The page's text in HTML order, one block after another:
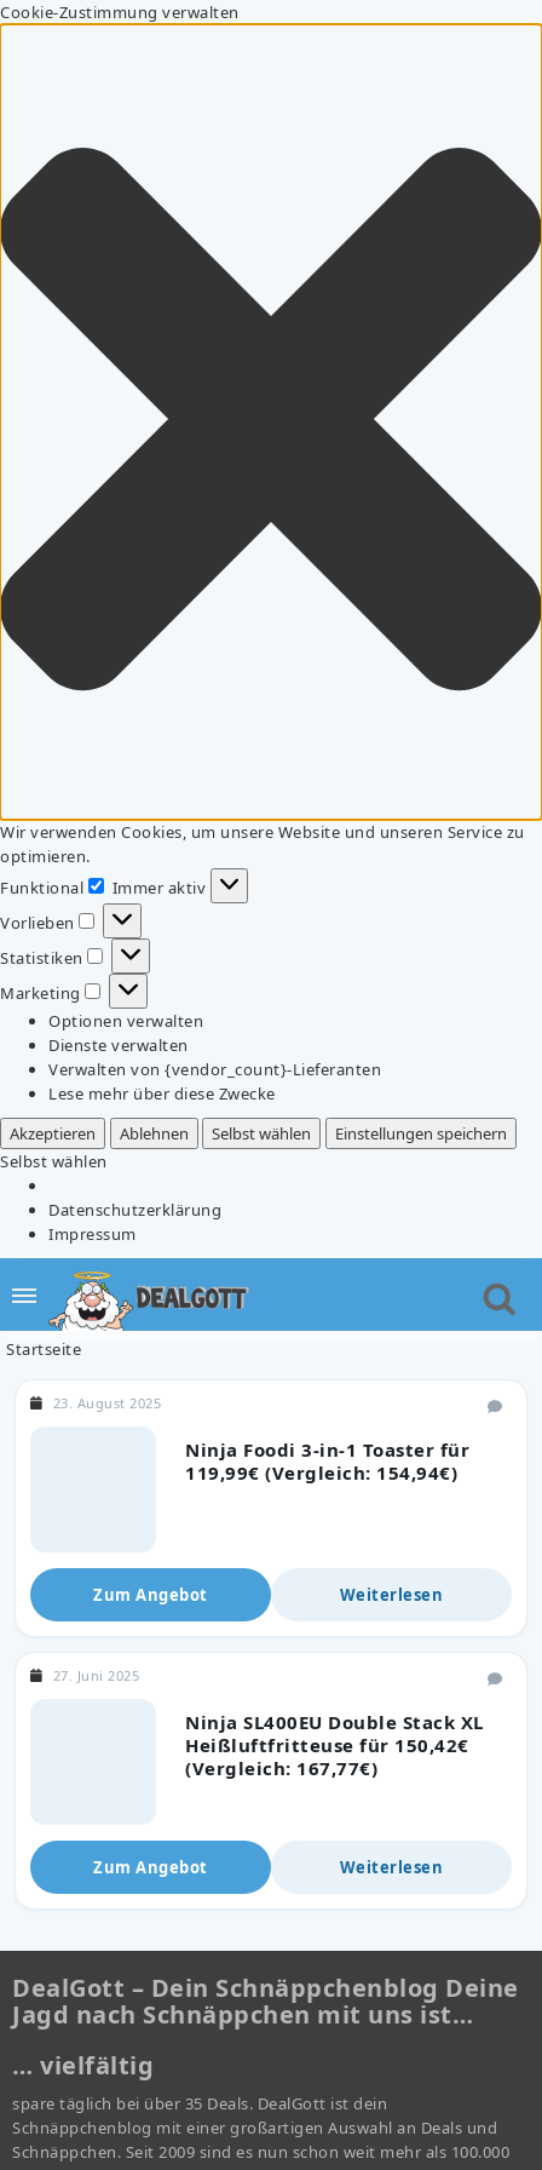
Cookie-Zustimmung verwalten
Wir verwenden Cookies, um unsere Website und unseren Service zu
optimieren.
Funktional
Funktional
Immer aktiv
Vorlieben
Vorlieben
Statistiken
Statistiken
Marketing
Marketing
Optionen verwalten
Dienste verwalten
Verwalten von {vendor_count}-Lieferanten
Lese mehr über diese Zwecke
Akzeptieren
Ablehnen Selbst wählen
Einstellungen speichern
Selbst wählen
Datenschutzerklärung
Impressum
Startseite
Ninja Foodi 3-in-1 Toaster für
119,99€ (Vergleich: 154,94€)
23. August 2025
Zum Angebot Weiterlesen
Ninja SL400EU Double Stack XL
Heißluftfritteuse für 150,42€
(Vergleich: 167,77€)
27. Juni 2025
Zum Angebot Weiterlesen
DealGott – Dein Schnäppchenblog Deine
Jagd nach Schnäppchen mit uns ist…
… vielfältig
spare täglich bei über 35 Deals. DealGott ist dein
Schnäppchenblog mit einer großartigen Auswahl an Deals und
Schnäppchen. Seit 2009 sind es nun schon weit mehr als 100.000